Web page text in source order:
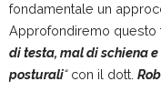
fondamentale un
Approfondiremo
di testa, mal di schiena
posturali“con il dott.